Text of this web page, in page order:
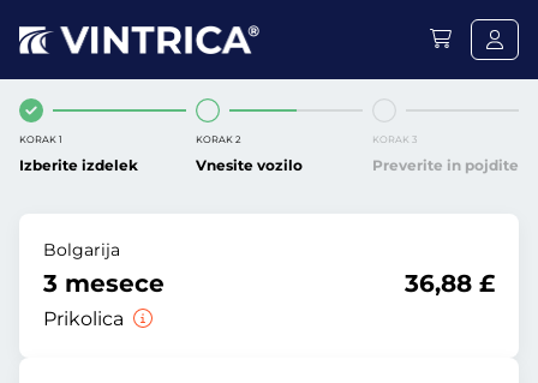
KORAK 1
Izberite izdelek
KORAK 2
Vnesite vozilo
KORAK 3
Preverite in pojdite
Bolgarija
3 mesece
Prikolica
36,88 £